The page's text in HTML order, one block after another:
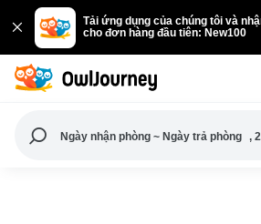
Tải ứng dụng của chúng tôi và
cho đơn hàng đầu tiên: New100
Ngày nhận phòng ~ Ngày trả phòng , 2